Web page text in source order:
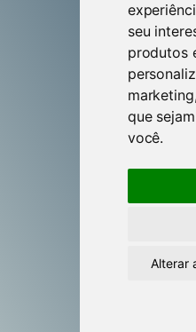
seu
produtos
marketing,
que
você.
Alterar
Esqueceste-